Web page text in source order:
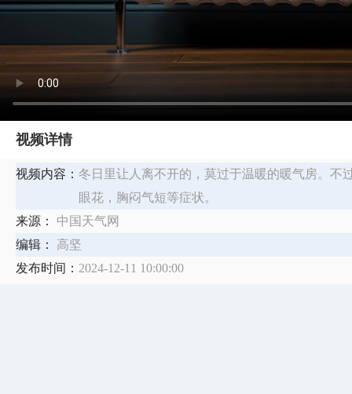
视频详情
视频内容： 冬日里让人离不开的，莫过于温暖的暖气房。不
眼花，胸闷气短等症状。
来源：
中国天气网
编辑：
高坚
发布时间： 2024-12-11 10:00:00